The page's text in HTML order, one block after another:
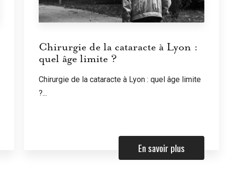
Chirurgie de la cataracte à Lyon :
quel âge limite ?
Chirurgie de la cataracte à Lyon : quel âge limite
?...
En savoir plus